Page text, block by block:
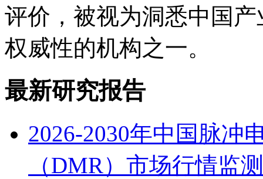
评价，被视为洞悉中国
权威性的机构之一。
最新研究报告
2026-2030年中国脉冲
（DMR）市场行情监